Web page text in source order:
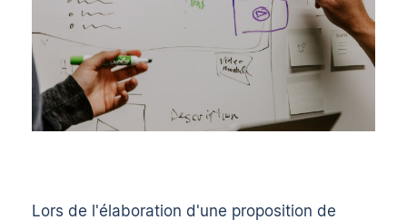
Lors de l'élaboration d'une proposition de